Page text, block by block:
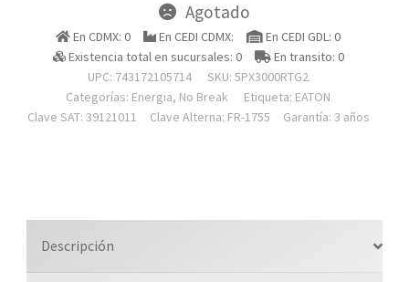
Agotado
En CDMX: 0 En CEDI CDMX:
En CEDI GDL: 0
Existencia total en sucursales: 0
En transito: 0
UPC: 743172105714
SKU: 5PX3000RTG2
Categorías: Energia, No Break Etiqueta: EATON
Clave SAT: 39121011
Clave Alterna: FR-1755 Garantía: 3 años
Descripción